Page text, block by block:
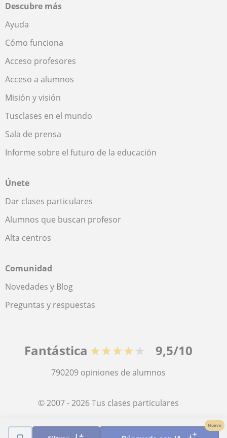
Nuevo
Descubre más
Ayuda
Cómo funciona
Acceso profesores
Acceso a alumnos
Misión y visión
Tusclases en el mundo
Sala de prensa
Informe sobre el futuro de la educación
Únete
Dar clases particulares
Alumnos que buscan profesor
Alta centros
Comunidad
Novedades y Blog
Preguntas y respuestas
Fantástica ★★★★★ 9,5/10
790209 opiniones de alumnos
© 2007 - 2026 Tus clases particulares
Mapa web:Profesores particulares